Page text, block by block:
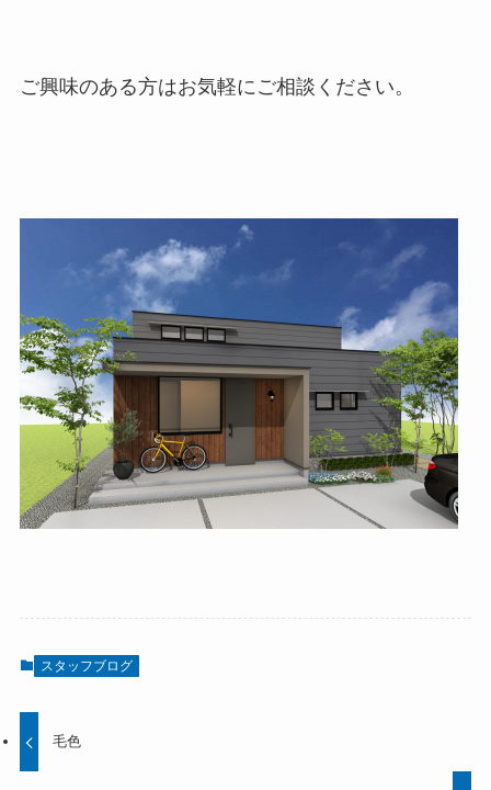
ご興味のある方はお気軽にご相談ください。
スタッフブログ
毛色